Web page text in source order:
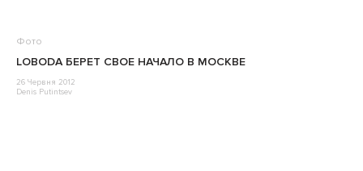
Фото
LOBODA БЕРЕТ СВОЕ НАЧАЛО В МОСКВЕ
26 Червня 2012
Denis Putintsev